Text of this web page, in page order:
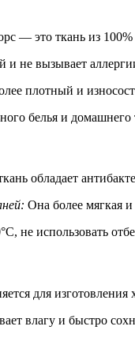
— это ткань из
не вызывает
плотный и
белья и домашнего
обладает
Она более мягкая и
не использовать
для изготовления
влагу и быстро